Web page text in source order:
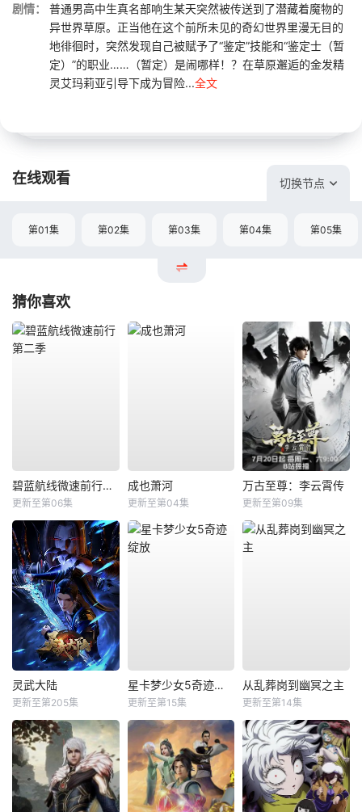
剧情：
普通男高中生真名部响生某天突然被传送到了潜藏着魔物的
异世界草原。正当他在这个前所未见的奇幻世界里漫无目的
地徘徊时，突然发现自己被赋予了“鉴定”技能和“鉴定士（暂
定）”的职业……（暂定）是闹哪样！？在草原邂逅的金发精
灵艾玛莉亚引导下成为冒险...全文
在线观看 切换节点
第01集 第02集 第03集 第04集 第05集
猜你喜欢
碧蓝航线微速前行第二季
更新至第06集
成也萧河
更新至第04集
万古至尊：李云霄传
更新至第09集
灵武大陆
更新至第205集
星卡梦少女5奇迹绽放
更新至第15集
从乱葬岗到幽冥之主
更新至第14集